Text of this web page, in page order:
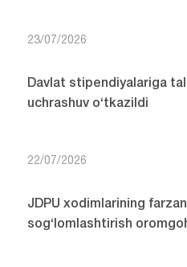
23/07/2026
Davlat stipendiyalariga
uchrashuv o‘tkazildi
22/07/2026
JDPU xodimlarining
sog‘lomlashtirish